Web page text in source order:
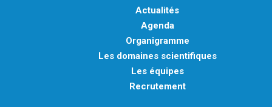
Actualités
Agenda
Organigramme
Les domaines scientifiques
Les équipes
Recrutement